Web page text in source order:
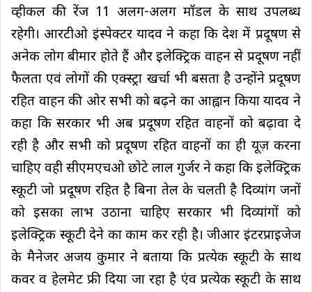
व्हीकल की रेंज 11 अलग-अलग मॉडल के साथ उपलब्ध
रहेगी। आरटीओ इंस्पेक्टर यादव ने कहा कि देश में प्रदूषण से
अनेक लोग बीमार होते हैं और इलेक्ट्रिक वाहन से प्रदूषण नहीं
फैलता एवं लोगों की एक्स्ट्रा खर्चा भी बसता है उन्होंने प्रदूषण
रहित वाहन की ओर सभी को बढ़ने का आह्वान किया यादव ने
कहा कि सरकार भी अब प्रदूषण रहित वाहनों को बढ़ावा दे
रही है और सभी को प्रदूषण रहित वाहनों का ही यूज़ करना
चाहिए वही सीएमएचओ छोटे लाल गुर्जर ने कहा कि इलेक्ट्रिक
स्कूटी जो प्रदूषण रहित है बिना तेल के चलती है दिव्यांग जनों
को इसका लाभ उठाना चाहिए सरकार भी दिव्यांगों को
इलेक्ट्रिक स्कूटी देने का काम कर रही है। जीआर इंटरप्राइजेज
के मैनेजर अजय कुमार ने बताया कि प्रत्येक स्कूटी के साथ
कवर व हेलमेट फ्री दिया जा रहा है एंव प्रत्येक स्कूटी के साथ